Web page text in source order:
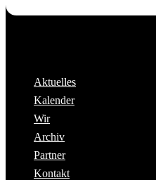
Aktuelles
Kalender
Wir
Archiv
Partner
Kontakt